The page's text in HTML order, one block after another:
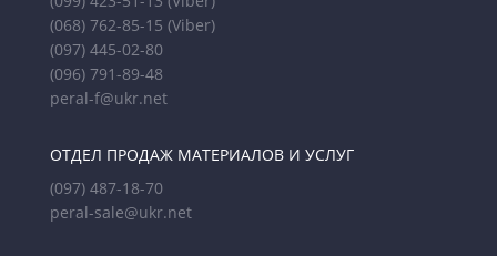
(068) 762-85-15 (Viber)
(097) 445-02-80
(096) 791-89-48
peral-f@ukr.net
ОТДЕЛ ПРОДАЖ МАТЕРИАЛОВ И УСЛУГ
(097) 487-18-70
peral-sale@ukr.net